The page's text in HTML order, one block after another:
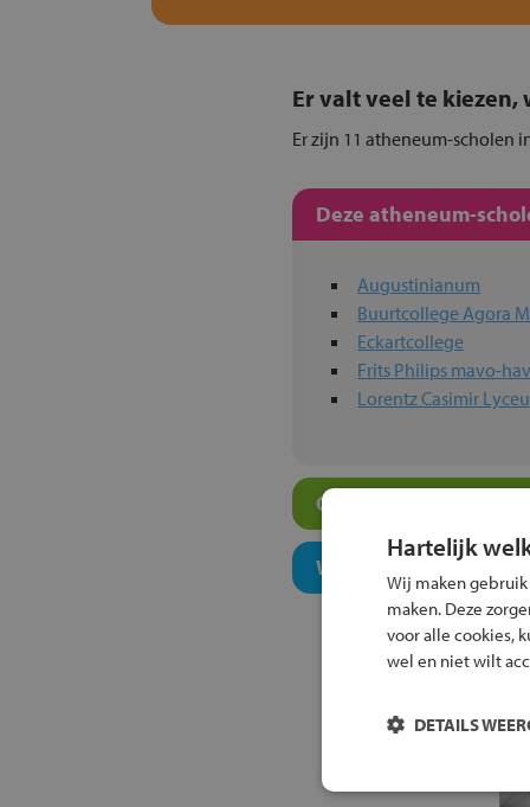
Er valt veel te
Er zijn 11 atheneum-scholen
Deze atheneum-
Augustinianum
Buurtcollege Agora
Eckartcollege
Frits Philips mavo-
Lorentz Casimir
Overige atheneum-
Welk
Hartelijk
Wij maken
maken. Deze
voor alle cookies,
wel en niet wilt
DETAILS